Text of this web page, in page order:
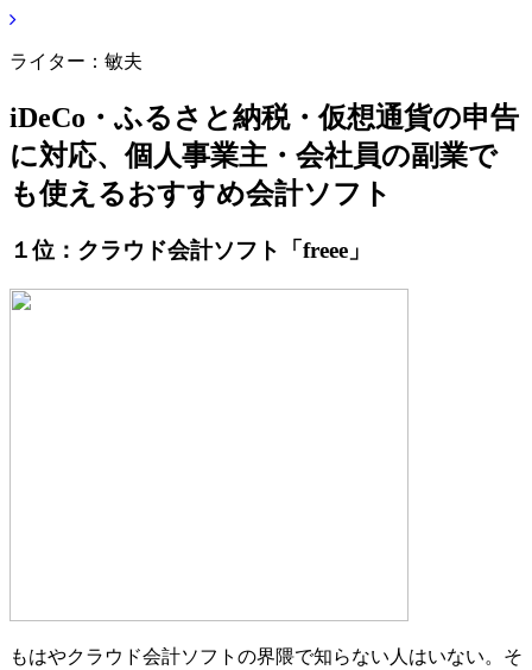
ライター：敏夫
iDeCo・ふるさと納税・仮想通貨の申告
に対応、個人事業主・会社員の副業で
も使えるおすすめ会計ソフト
１位：クラウド会計ソフト「freee」
もはやクラウド会計ソフトの界隈で知らない人はいない。そ